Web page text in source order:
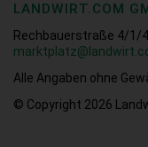
LANDWIRT.COM
Rechbauerstraße 4/1/
Alle Angaben ohne
© Copyright 2026